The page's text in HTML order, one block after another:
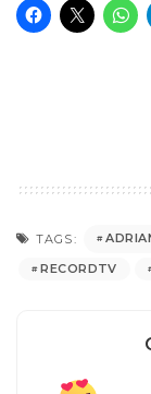
TAGS:
RECORDTV